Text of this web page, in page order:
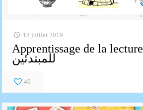
18 juillet 2019
Apprentissage de la lectureكتاب فرنسية
للمبتدئين
40